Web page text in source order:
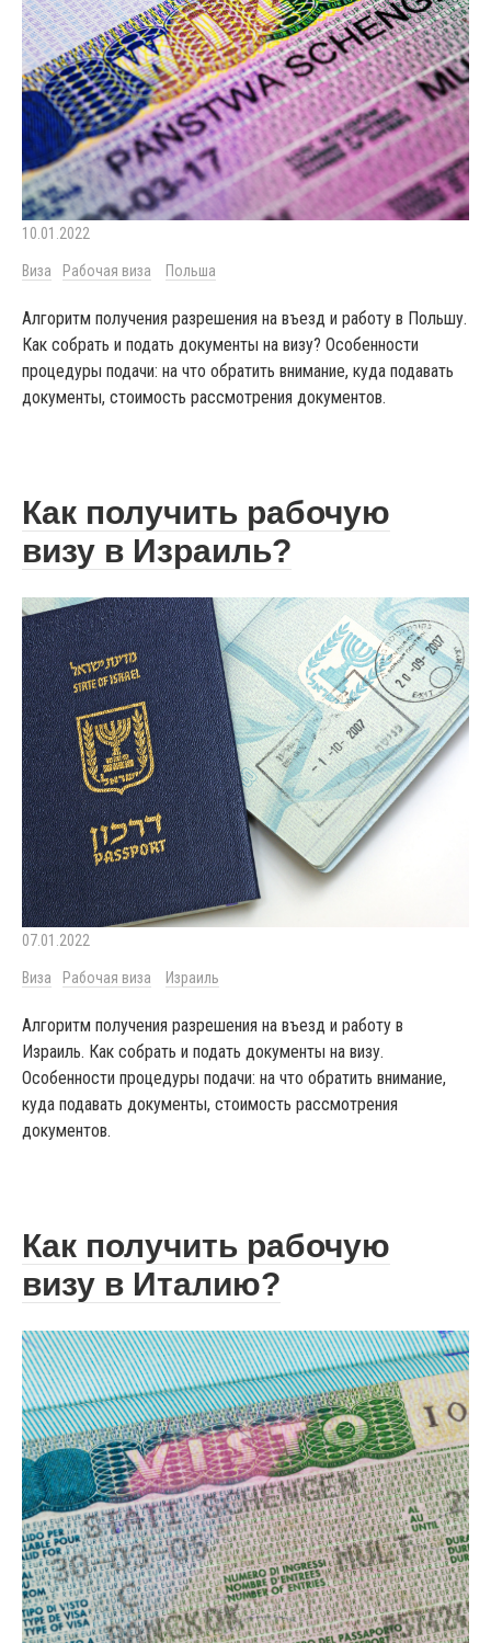
10.01.2022
Виза Рабочая виза Польша
Алгоритм получения разрешения на въезд и работу в Польшу.
Как собрать и подать документы на визу? Особенности
процедуры подачи: на что обратить внимание, куда подавать
документы, стоимость рассмотрения документов.
Как получить рабочую
визу в Израиль?
07.01.2022
Виза Рабочая виза Израиль
Алгоритм получения разрешения на въезд и работу в
Израиль. Как собрать и подать документы на визу.
Особенности процедуры подачи: на что обратить внимание,
куда подавать документы, стоимость рассмотрения
документов.
Как получить рабочую
визу в Италию?